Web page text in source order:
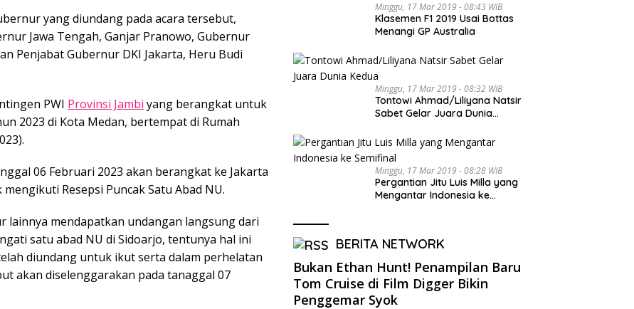
yang diundang pada acara tersebut,
Jawa Tengah, Ganjar Pranowo, Gubernur
Penjabat Gubernur DKI Jakarta, Heru Budi
PWI Provinsi Jambi yang berangkat untuk
2023 di Kota Medan, bertempat di Rumah
06 Februari 2023 akan berangkat ke Jakarta
Resepsi Puncak Satu Abad NU.
lainnya mendapatkan undangan langsung dari
satu abad NU di Sidoarjo, tentunya hal ini
diundang untuk ikut serta dalam perhelatan
akan diselenggarakan pada tanaggal 07
Minggu, 17 Mar 2019 - 08:43 WIB
Klasemen F1 2019 Usai Bottas
Menangi GP Australia
Minggu, 17 Mar 2019 - 08:32 WIB
Tontowi Ahmad/Liliyana Natsir
Sabet Gelar Juara Dunia
Minggu, 17 Mar 2019 - 08:28 WIB
Pergantian Jitu Luis Milla yang
Mengantar Indonesia ke
BERITA NETWORK
Bukan Ethan Hunt! Penampilan Baru
Tom Cruise di Film Digger Bikin
Penggemar Syok